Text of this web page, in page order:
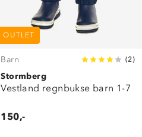
OUTLET
Barn (2)
Stormberg
Vestland regnbukse barn 1-7
150,-